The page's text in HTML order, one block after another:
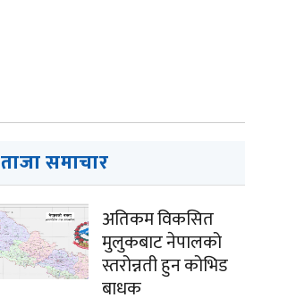
ताजा समाचार
अतिकम विकसित
मुलुकबाट नेपालको
स्तरोन्नती हुन कोभिड
बाधक